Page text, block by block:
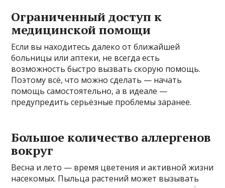
Ограниченный доступ к
медицинской помощи
Если вы находитесь далеко от ближайшей
больницы или аптеки, не всегда есть
возможность быстро вызвать скорую помощь.
Поэтому всё, что можно сделать — начать
помощь самостоятельно, а в идеале —
предупредить серьёзные проблемы заранее.
Большое количество аллергенов
вокруг
Весна и лето — время цветения и активной жизни
насекомых. Пыльца растений может вызывать